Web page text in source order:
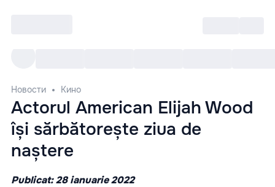
Новости Кино
Actorul American Elijah Wood
își sărbătorește ziua de
naștere
Publicat: 28 ianuarie 2022